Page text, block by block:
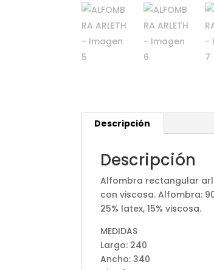
Descripción
Descripción
Alfombra rectangular
con viscosa. Alfombra:
25% latex, 15% viscosa.
MEDIDAS
Largo: 240
Ancho: 340